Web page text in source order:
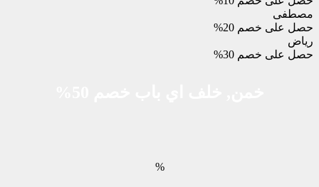
مصطفى
حصل على خصم 20%
رياض
حصل على خصم 30%
%